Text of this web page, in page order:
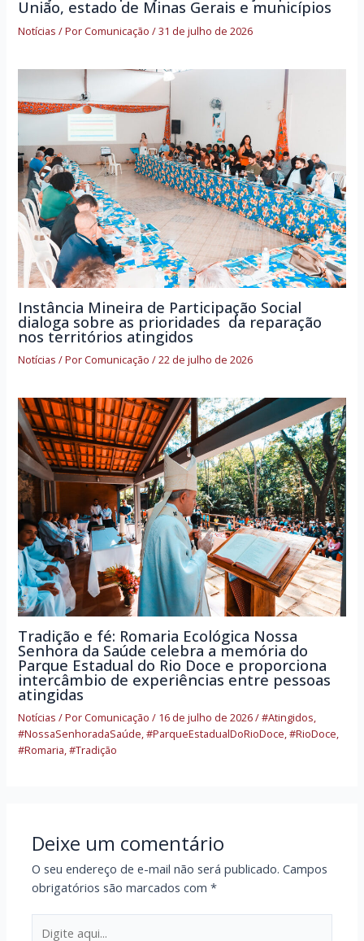
União, estado de Minas Gerais e municípios
Notícias / PorComunicação/31 de julho de 2026
Instância Mineira de Participação Social
dialoga sobre as prioridades da reparação
nos territórios atingidos
Notícias / PorComunicação/22 de julho de 2026
Tradição e fé: Romaria Ecológica Nossa
Senhora da Saúde celebra a memória do
Parque Estadual do Rio Doce e proporciona
intercâmbio de experiências entre pessoas
atingidas
Notícias / PorComunicação/ 16 de julho de 2026/#Atingidos,
#NossaSenhoradaSaúde,#ParqueEstadualDoRioDoce,#RioDoce,
#Romaria,#Tradição
Deixe um comentário
O seu endereço de e-mail não será publicado. Campos
obrigatórios são marcados com*